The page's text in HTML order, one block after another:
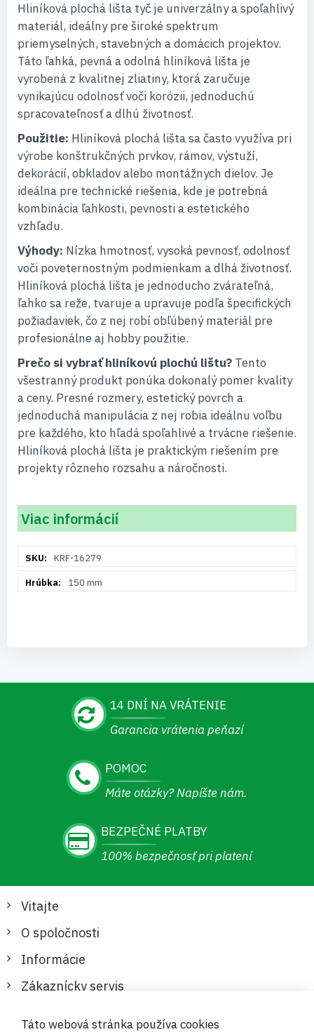
Hliníková plochá lišta tyč je univerzálny a spoľahlivý
materiál, ideálny pre široké spektrum
priemyselných, stavebných a domácich projektov.
Táto ľahká, pevná a odolná hliníková lišta je
vyrobená z kvalitnej zliatiny, ktorá zaručuje
vynikajúcu odolnosť voči korózii, jednoduchú
spracovateľnosť a dlhú životnosť.
Použitie: Hliníková plochá lišta sa často využíva pri
výrobe konštrukčných prvkov, rámov, výstuží,
dekorácií, obkladov alebo montážnych dielov. Je
ideálna pre technické riešenia, kde je potrebná
kombinácia ľahkosti, pevnosti a estetického
vzhľadu.
Výhody: Nízka hmotnosť, vysoká pevnosť, odolnosť
voči poveternostným podmienkam a dlhá životnosť.
Hliníková plochá lišta je jednoducho zvárateľná,
ľahko sa reže, tvaruje a upravuje podľa špecifických
požiadaviek, čo z nej robí obľúbený materiál pre
profesionálne aj hobby použitie.
Prečo si vybrať hliníkovú plochú lištu? Tento
všestranný produkt ponúka dokonalý pomer kvality
a ceny. Presné rozmery, estetický povrch a
jednoduchá manipulácia z nej robia ideálnu voľbu
pre každého, kto hľadá spoľahlivé a trvácne riešenie.
Hliníková plochá lišta je praktickým riešením pre
projekty rôzneho rozsahu a náročnosti.
Viac informácií
informáciíKRF-16279
150 mm
14 DNÍ NA VRÁTENIE
Garancia vrátenia peňazí
POMOC
Máte otázky? Napíšte nám.
BEZPEČNÉ PLATBY
100% bezpečnosť pri platení
Vitajte
O spoločnosti
Informácie
Zákaznícky servis
Táto webová stránka používa cookies